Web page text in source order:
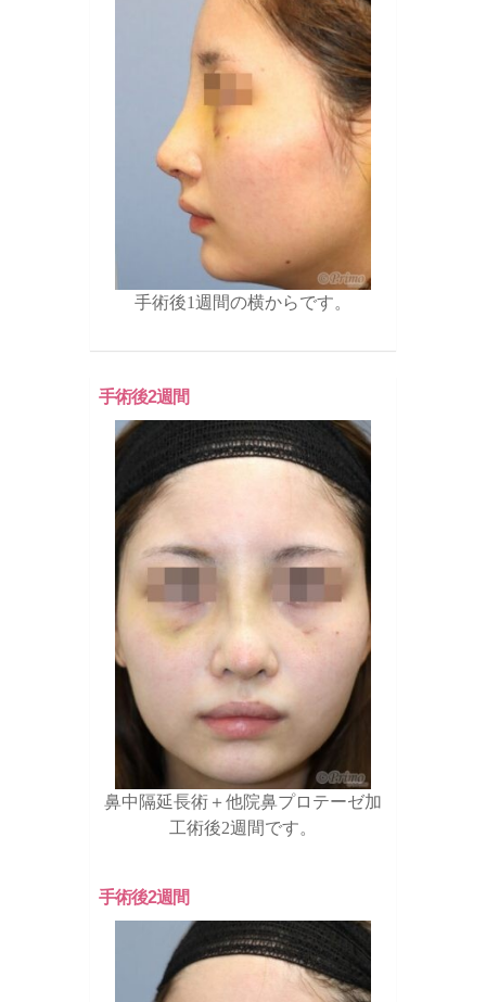
手術後1週間の横からです。
手術後2週間
鼻中隔延長術＋他院鼻プロテーゼ加
工術後2週間です。
手術後2週間